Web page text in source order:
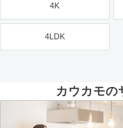
4K
4LDK
カウカモの